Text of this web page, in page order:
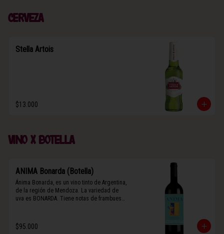
Cerveza
Stella Artois
$13.000
Vino x botella
ANIMA Bonarda (Botella)
Ánima Bonarda, es un vino tinto de Argentina,
de la región de Mendoza. La variedad de
uva es BONARDA. Tiene notas de frambuesa
por barrica por 3 meses.
$95.000